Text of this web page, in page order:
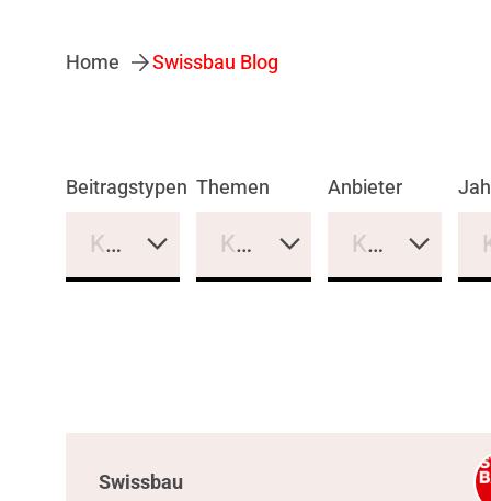
Home Swissbau Blog
Beitragstypen
Keine Auswahl
Themen
Keine Auswahl
Anbieter
Keine
Swissbau